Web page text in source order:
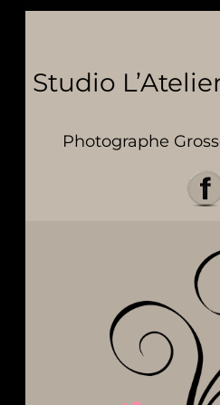
Studio
Photographe